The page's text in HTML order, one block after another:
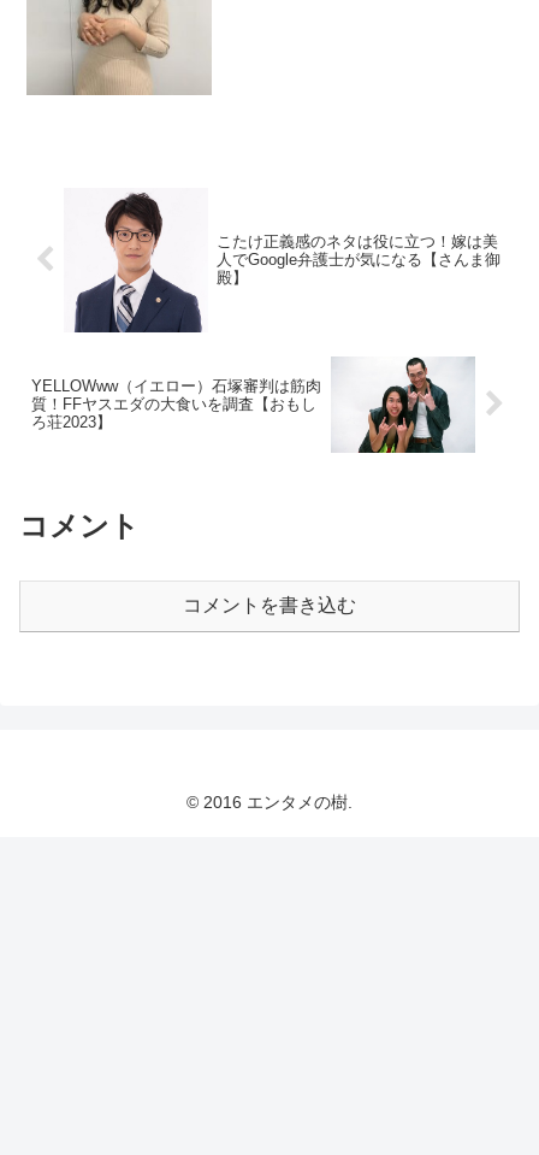
こたけ正義感のネタは役に立つ！嫁は美
人でGoogle弁護士が気になる【さんま御
殿】
YELLOWww（イエロー）石塚審判は筋肉
質！FFヤスエダの大食いを調査【おもし
ろ荘2023】
コメント
コメントを書き込む
© 2016 エンタメの樹.